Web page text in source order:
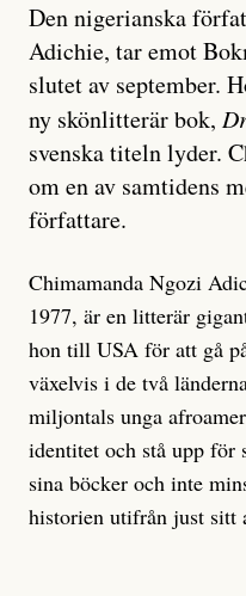
Den nigerianska
Adichie, tar emot
slutet av september.
ny skönlitterär bok,
svenska titeln lyder.
om en av samtidens
författare.
Chimamanda Ngozi
1977, är en litterär
hon till USA för att gå
växelvis i de två
miljontals unga
identitet och stå upp för
sina böcker och inte
historien utifrån just sitt